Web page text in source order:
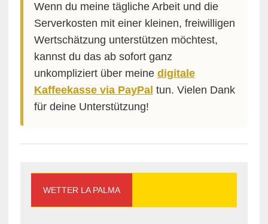
Wenn du meine tägliche Arbeit und die
Serverkosten mit einer kleinen, freiwilligen
Wertschätzung unterstützen möchtest,
kannst du das ab sofort ganz
unkompliziert über meine digitale
Kaffeekasse via PayPal tun. Vielen Dank
für deine Unterstützung!
WETTER LA PALMA